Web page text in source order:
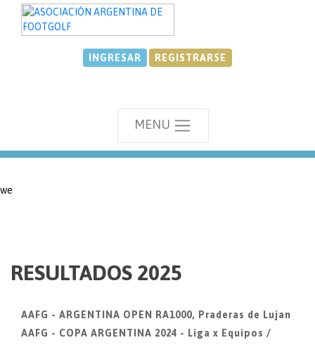
we
INGRESAR REGISTRARSE
MENU
RESULTADOS 2025
AAFG - ARGENTINA OPEN RA1000, Praderas de Lujan
AAFG - COPA ARGENTINA 2024 - Liga x Equipos /